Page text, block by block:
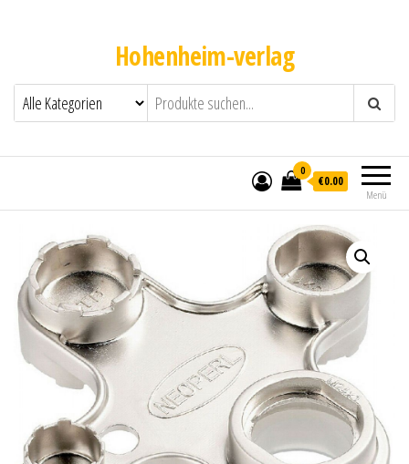
Hohenheim-verlag
Menü
0
€0.00